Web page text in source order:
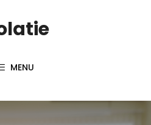
MENU